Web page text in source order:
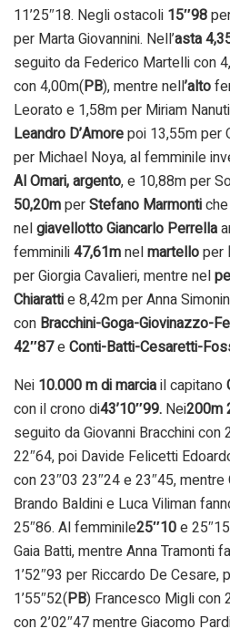
11’25″18. Negli ostacoli 15″98
per Marta Giovannini. Nell’asta
seguito da Federico Martelli con
con 4,00m(PB), mentre nell’alto
Leorato e 1,58m per Miriam
Leandro D’Amorepoi 13,55m per
per Michael Noya, al femminile
Al Omari,argento, e 10,88m per
50,20mperStefano Marmonti
nelgiavellotto Giancarlo Perrella
femminili47,61mnelmartelloper
per Giorgia Cavalieri, mentre nel
Chiarattie 8,42m per Anna
con Bracchini-Goga-Giovinazzo-
42″87eConti-Batti-Cesaretti-
Nei 10.000 m di marciail capitano
con il crono di43’10″99. Nei200m
seguito da Giovanni Bracchini
22″64, poi Davide Felicetti
con 23″03 23″24 e 23″45, mentre
Brando Baldini e Luca Viliman
25″86. Al femminile25″10e
Gaia Batti, mentre Anna Tramonti
1’52″93 per Riccardo De Cesare,
1’55″52(PB) Francesco Migli con
con 2’02″47 mentre Giacomo